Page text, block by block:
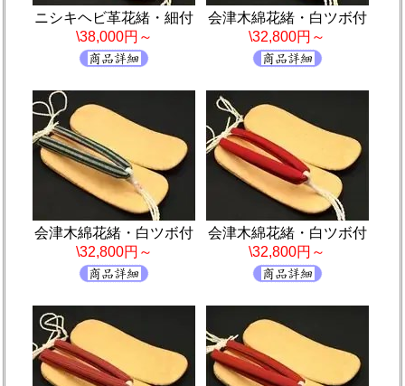
ニシキヘビ革花緒・細付
\38,000円～
会津木綿花緒・白ツボ付
\32,800円～
会津木綿花緒・白ツボ付
\32,800円～
会津木綿花緒・白ツボ付
\32,800円～